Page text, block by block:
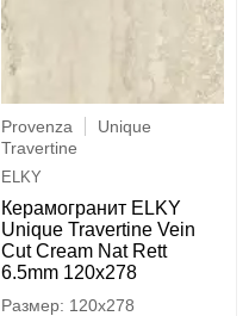
Provenza
Unique
Travertine
ELKY
Керамогранит ELKY
Unique Travertine Vein
Cut Cream Nat Rett
6.5mm 120x278
120x278